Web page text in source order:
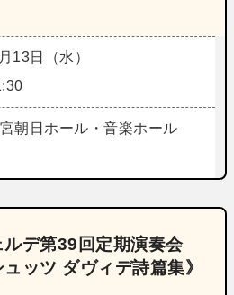
13日（水）
朝日ホール・音楽ホール
デ第39回定期演奏会
ッツ ダヴィデ詩篇集》